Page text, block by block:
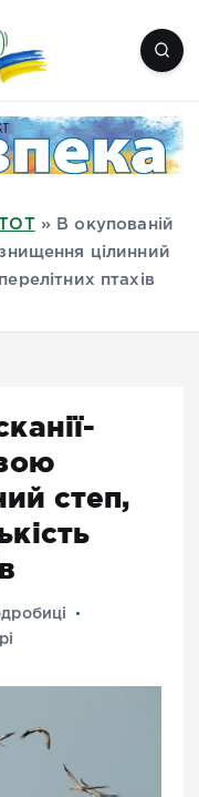
Мелітополь
»
В окупованій
цілинний
птахів
степ,